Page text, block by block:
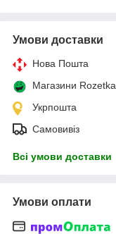
Умови доставки
Нова Пошта
Магазини Rozetka
Укрпошта
Самовивіз
Всі умови доставки
Умови оплати